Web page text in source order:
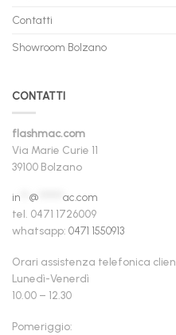
Contatti
Showroom Bolzano
CONTATTI
flashmac.com
Via Marie Curie 11
39100 Bolzano
in @
ac.com
tel. 0471 1726009
whatsapp: 0471 1550913
Orari assistenza telefonica
Lunedì-Venerdì
10.00 – 12.30
Pomeriggio: